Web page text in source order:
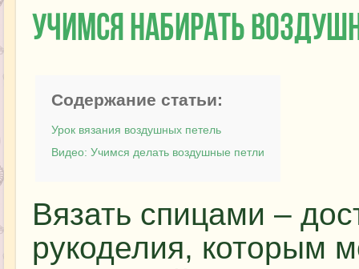
Учимся набирать
Содержание статьи:
Урок вязания воздушных петель
Видео: Учимся делать воздушные петли
Вязать спицами –
рукоделия, которым